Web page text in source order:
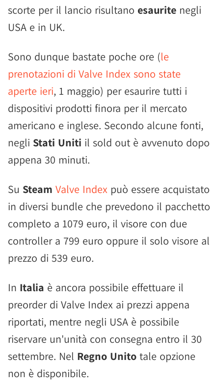
scorte per il lancio risultano esaurite negli
USA e in UK.
Sono dunque bastate poche ore (le
prenotazioni di Valve Index sono state
aperte ieri, 1 maggio) per esaurire tutti i
dispositivi prodotti finora per il mercato
americano e inglese. Secondo alcune fonti,
negli Stati Uniti il sold out è avvenuto dopo
appena 30 minuti.
Su Steam Valve Index può essere acquistato
in diversi bundle che prevedono il pacchetto
completo a 1079 euro, il visore con due
controller a 799 euro oppure il solo visore al
prezzo di 539 euro.
In Italia è ancora possibile effettuare il
preorder di Valve Index ai prezzi appena
riportati, mentre negli USA è possibile
riservare un'unità con consegna entro il 30
settembre. Nel Regno Unito tale opzione
non è disponibile.